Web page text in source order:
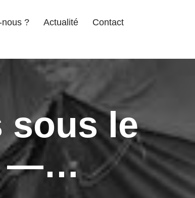
? Actualité
Contact
sous le
—…